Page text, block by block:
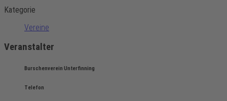
Kategorie
Vereine
Veranstalter
Burschenverein Unterfinning
Telefon